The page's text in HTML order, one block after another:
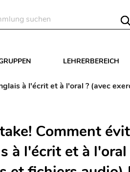
LEHRERBEREICH
à l'écrit et à l'oral ? (avec
Comment
à l'écrit et à l'oral